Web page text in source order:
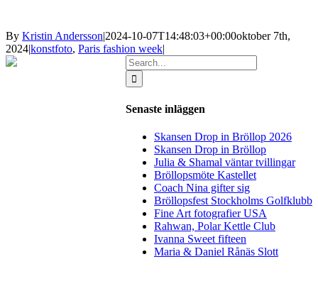
By Kristin Andersson|2024-10-07T14:48:03+00:00oktober 7th,
2024|konstfoto, Paris fashion week|
Search
for:
Senaste inläggen
Skansen Drop in Bröllop 2026
Skansen Drop in Bröllop
Julia & Shamal väntar tvillingar
Bröllopsmöte Kastellet
Coach Nina gifter sig
Bröllopsfest Stockholms Golfklubb
Fine Art fotografier USA
Rahwan, Polar Kettle Club
Ivanna Sweet fifteen
Maria & Daniel Rånäs Slott